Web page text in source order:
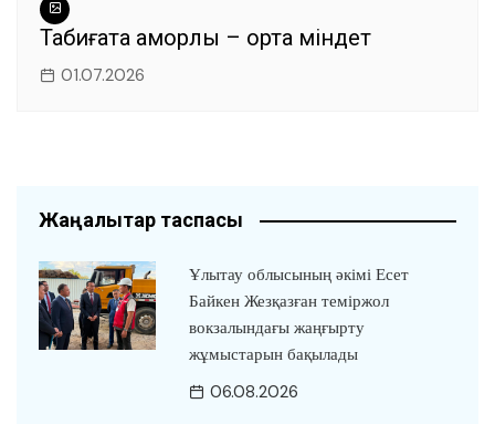
Табиғатқа қамқорлық – ортақ міндет
01.07.2026
Жаңалықтар таспасы
Ұлытау облысының әкімі Есет
Байкен Жезқазған теміржол
вокзалындағы жаңғырту
жұмыстарын бақылады
06.08.2026